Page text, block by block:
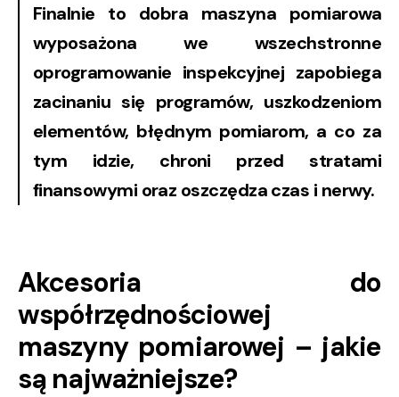
Finalnie to dobra maszyna pomiarowa
wyposażona we wszechstronne
oprogramowanie inspekcyjnej zapobiega
zacinaniu się programów, uszkodzeniom
elementów, błędnym pomiarom, a co za
tym idzie, chroni przed stratami
finansowymi oraz oszczędza czas i nerwy.
Akcesoria do
współrzędnościowej
maszyny pomiarowej – jakie
są najważniejsze?